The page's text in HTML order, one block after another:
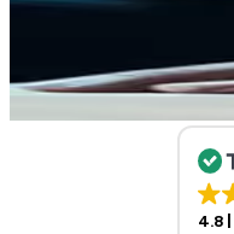
4.8